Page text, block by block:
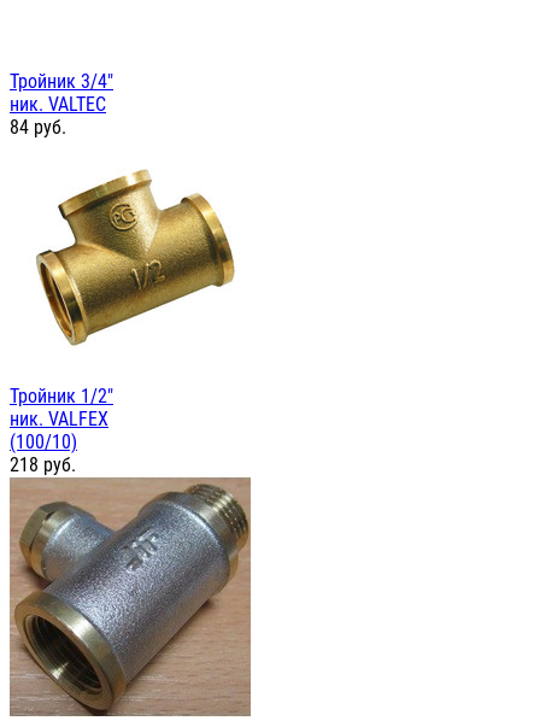
Тройник 3/4"
ник. VALTEC
84 руб.
Тройник 1/2"
ник. VALFEX
(100/10)
218 руб.